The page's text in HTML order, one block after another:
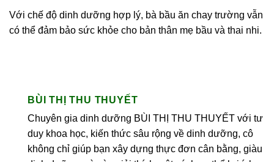
Với chế độ dinh dưỡng hợp lý, bà bầu ăn chay trường vẫn
có thể đảm bảo sức khỏe cho bản thân mẹ bầu và thai nhi.
BÙI THỊ THU THUYẾT
Chuyên gia dinh dưỡng BÙI THỊ THU THUYẾT với tư
duy khoa học, kiến thức sâu rộng về dinh dưỡng, cô
không chỉ giúp bạn xây dựng thực đơn cân bằng, giàu